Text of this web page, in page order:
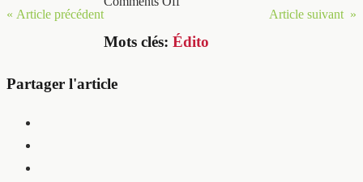
« Article précédent Article suivant »
Mots clés: Édito
Partager l'article